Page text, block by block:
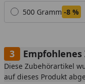
Alle anzeigen (2)
500 Gramm -8 %
Diese Zubehörartikel
auf dieses Produkt